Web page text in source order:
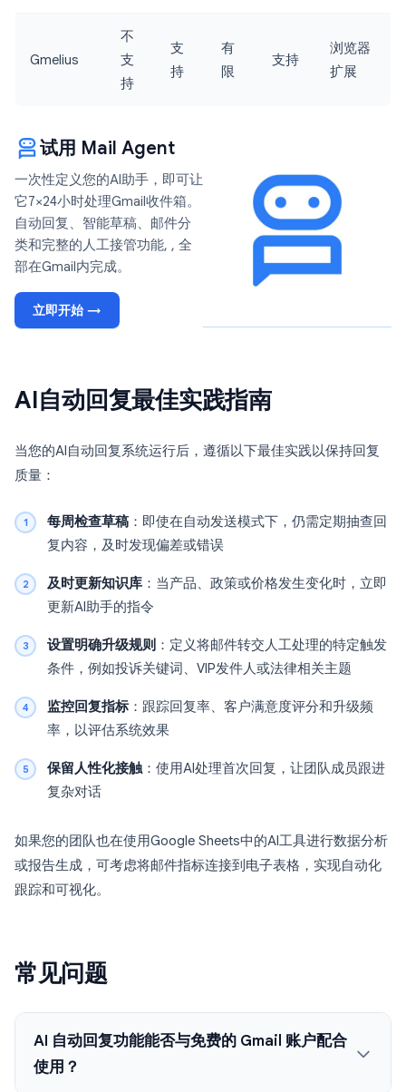
Gmelius
不
支
持
支
持
有
限
支持
浏览器
扩展
试用 Mail Agent
一次性定义您的AI助手，即可让
它7×24小时处理Gmail收件箱。
自动回复、智能草稿、邮件分
类和完整的人工接管功能, , 全
部在Gmail内完成。
立即开始 →
AI自动回复最佳实践指南
当您的AI自动回复系统运行后，遵循以下最佳实践以保持回复
质量：
每周检查草稿 ：即使在自动发送模式下，仍需定期抽查回
复内容，及时发现偏差或错误
及时更新知识库 ：当产品、政策或价格发生变化时，立即
更新AI助手的指令
设置明确升级规则 ：定义将邮件转交人工处理的特定触发
条件，例如投诉关键词、VIP发件人或法律相关主题
监控回复指标 ：跟踪回复率、客户满意度评分和升级频
率，以评估系统效果
保留人性化接触 ：使用AI处理首次回复，让团队成员跟进
复杂对话
如果您的团队也在使用Google Sheets中的AI工具进行数据分析
或报告生成，可考虑将邮件指标连接到电子表格，实现自动化
跟踪和可视化。
常见问题
AI 自动回复功能能否与免费的 Gmail 账户配合
使用？